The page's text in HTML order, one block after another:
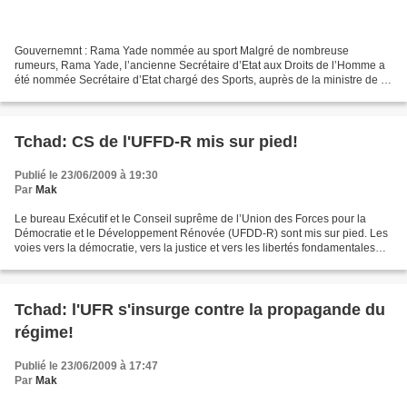
Gouvernemnt : Rama Yade nommée au sport Malgré de nombreuse
rumeurs, Rama Yade, l’ancienne Secrétaire d’Etat aux Droits de l’Homme a
été nommée Secrétaire d’Etat chargé des Sports, auprès de la ministre de la
Tchad: CS de l'UFFD-R mis sur pied!
Publié le 23/06/2009 à 19:30
Par Mak
Le bureau Exécutif et le Conseil suprême de l’Union des Forces pour la
Démocratie et le Développement Rénovée (UFDD-R) sont mis sur pied. Les
voies vers la démocratie, vers la justice et vers les libertés fondamentales
Tchad: l'UFR s'insurge contre la propagande du
régime!
Publié le 23/06/2009 à 17:47
Par Mak